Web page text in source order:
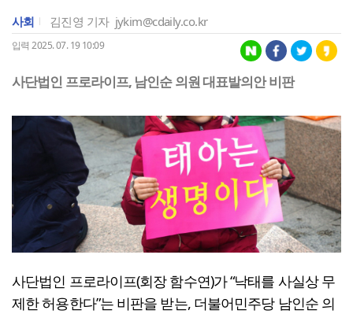
사회 김진영 기자 jykim@cdaily.co.kr
입력 2025. 07. 19 10:09
사단법인 프로라이프, 남인순 의원 대표발의안 비판
사단법인 프로라이프(회장 함수연)가 “낙태를 사실상 무
제한 허용한다”는 비판을 받는, 더불어민주당 남인순 의